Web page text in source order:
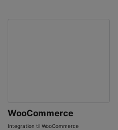
WooCommerce
Integration til WooCommerce